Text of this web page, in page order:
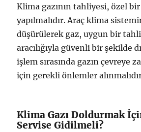
Klima gazının tahliyesi, özel
yapılmalıdır. Araç klima
düşürülerek gaz, uygun bir
aracılığıyla güvenli bir şekilde
işlem sırasında gazın çevreye
için gerekli önlemler
Klima Gazı Doldurmak
Servise Gidilmeli?